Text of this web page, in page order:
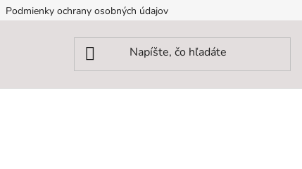
Podmienky ochrany osobných údajov